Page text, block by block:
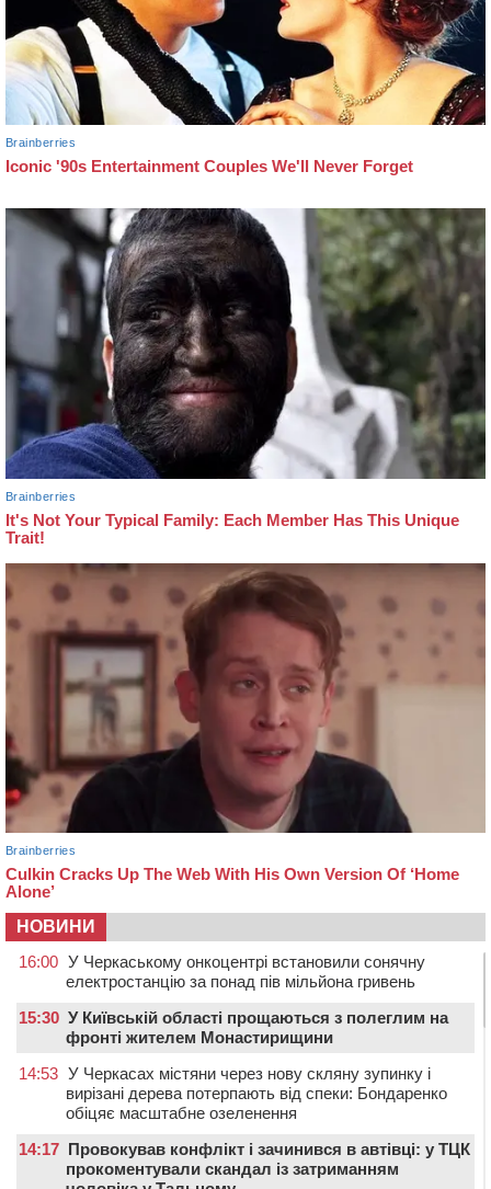
НОВИНИ
16:00 У Черкаському онкоцентрі встановили сонячну
електростанцію за понад пів мільйона гривень
15:30 У Київській області прощаються з полеглим на
фронті жителем Монастирищини
14:53 У Черкасах містяни через нову скляну зупинку і
вирізані дерева потерпають від спеки: Бондаренко
обіцяє масштабне озеленення
14:17 Провокував конфлікт і зачинився в автівці: у ТЦК
прокоментували скандал із затриманням